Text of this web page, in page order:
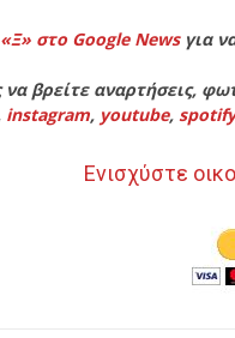
«Ξ» στο Google Newsγια
βρείτε αναρτήσεις,
instagram, youtube, spotify
Ενισχύστε